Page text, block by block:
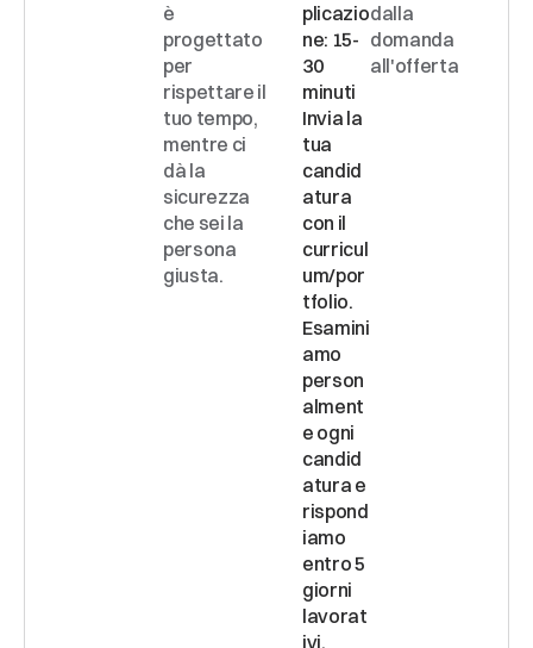
è
progettato
per
rispettare il
tuo tempo,
mentre ci
dà la
sicurezza
che sei la
persona
giusta.
plicazio
ne: 15-
30
minuti
Invia la
tua
candid
atura
con il
curricul
um/por
tfolio.
Esamini
amo
person
alment
e ogni
candid
atura e
rispond
iamo
entro 5
giorni
lavorat
dalla
domanda
all'offerta